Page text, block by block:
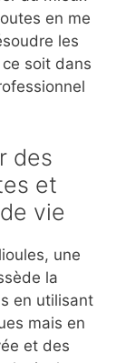
en me
les
soit dans
des
et
vie
une
la
en utilisant
mais en
et des